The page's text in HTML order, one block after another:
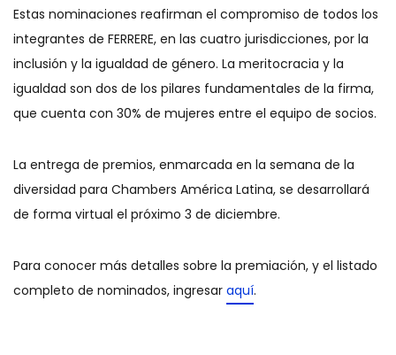
Estas nominaciones reafirman el compromiso de todos los
integrantes de FERRERE, en las cuatro jurisdicciones, por la
inclusión y la igualdad de género. La meritocracia y la
igualdad son dos de los pilares fundamentales de la firma,
que cuenta con 30% de mujeres entre el equipo de socios.
La entrega de premios, enmarcada en la semana de la
diversidad para Chambers América Latina, se desarrollará
de forma virtual el próximo 3 de diciembre.
Para conocer más detalles sobre la premiación, y el listado
completo de nominados, ingresar aquí.